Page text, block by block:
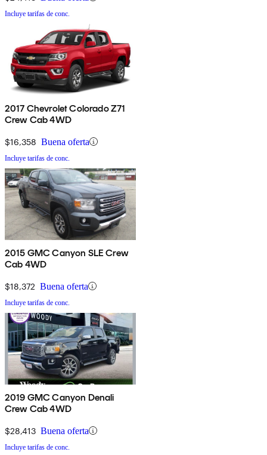
Incluye tarifas de conc.
2017 Chevrolet Colorado Z71
Crew Cab 4WD
$16,358 Buena oferta
Incluye tarifas de conc.
2015 GMC Canyon SLE Crew
Cab 4WD
$18,372 Buena oferta
Incluye tarifas de conc.
2019 GMC Canyon Denali
Crew Cab 4WD
$28,413 Buena oferta
Incluye tarifas de conc.